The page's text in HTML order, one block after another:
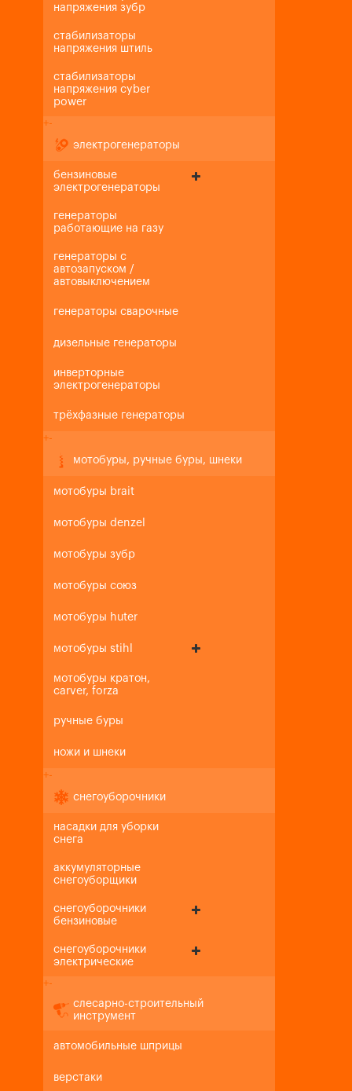
напряжения зубр
стабилизаторы
напряжения штиль
стабилизаторы
напряжения cyber
power
+-
электрогенераторы
бензиновые
электрогенераторы
генераторы
работающие на газу
генераторы с
автозапуском /
автовыключением
генераторы сварочные
дизельные генераторы
инверторные
электрогенераторы
трёхфазные генераторы
+-
мотобуры, ручные буры, шнеки
мотобуры brait
мотобуры denzel
мотобуры зубр
мотобуры союз
мотобуры huter
мотобуры stihl
мотобуры кратон,
carver, forza
ручные буры
ножи и шнеки
+-
снегоуборочники
насадки для уборки
снега
аккумуляторные
снегоуборщики
снегоуборочники
бензиновые
снегоуборочники
электрические
+-
слесарно-строительный
инструмент
автомобильные шприцы
верстаки